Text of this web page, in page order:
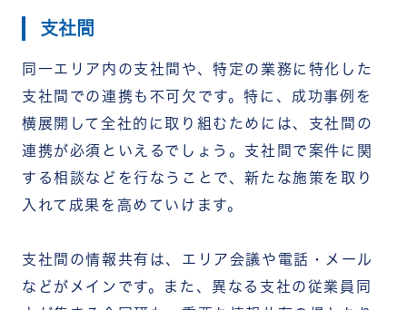
支社間
同一エリア内の支社間や、特定の業務に特化した
支社間での連携も不可欠です。特に、成功事例を
横展開して全社的に取り組むためには、支社間の
連携が必須といえるでしょう。支社間で案件に関
する相談などを行なうことで、新たな施策を取り
入れて成果を高めていけます。
支社間の情報共有は、エリア会議や電話・メール
などがメインです。また、異なる支社の従業員同